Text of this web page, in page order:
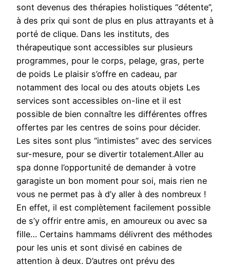
sont devenus des thérapies holistiques “détente”,
à des prix qui sont de plus en plus attrayants et à
porté de clique. Dans les instituts, des
thérapeutique sont accessibles sur plusieurs
programmes, pour le corps, pelage, gras, perte
de poids Le plaisir s’offre en cadeau, par
notamment des local ou des atouts objets Les
services sont accessibles on-line et il est
possible de bien connaître les différentes offres
offertes par les centres de soins pour décider.
Les sites sont plus “intimistes” avec des services
sur-mesure, pour se divertir totalement.Aller au
spa donne l’opportunité de demander à votre
garagiste un bon moment pour soi, mais rien ne
vous ne permet pas à d’y aller à des nombreux !
En effet, il est complètement facilement possible
de s’y offrir entre amis, en amoureux ou avec sa
fille… Certains hammams délivrent des méthodes
pour les unis et sont divisé en cabines de
attention à deux. D’autres ont prévu des